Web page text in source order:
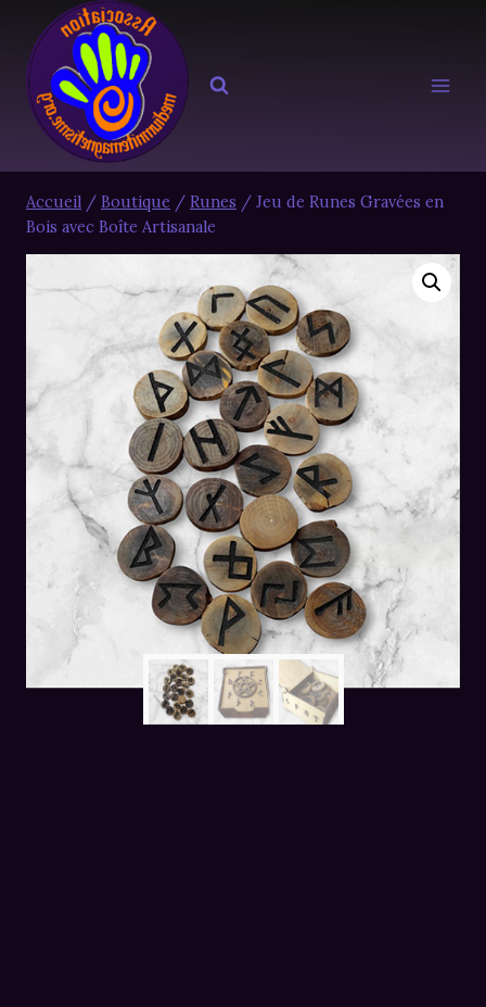
contenu
Accueil / Boutique / Runes / Jeu de Runes Gravées en
Bois avec Boîte Artisanale